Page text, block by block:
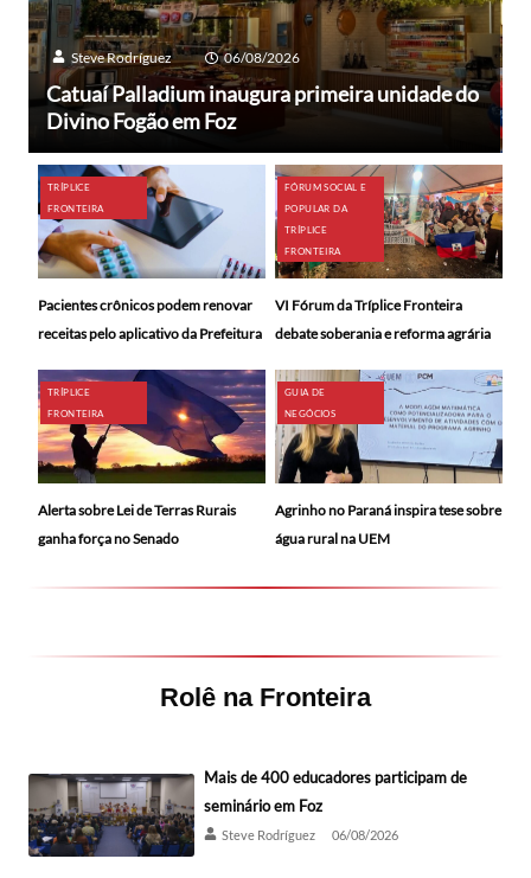
Steve Rodríguez 06/08/2026
Catuaí Palladium inaugura primeira unidade do
Divino Fogão em Foz
TRÍPLICE
FRONTEIRA
Pacientes crônicos podem renovar
receitas pelo aplicativo da Prefeitura
FÓRUM SOCIAL E
POPULAR DA
TRÍPLICE
FRONTEIRA
VI Fórum da Tríplice Fronteira
debate soberania e reforma agrária
TRÍPLICE
FRONTEIRA
Alerta sobre Lei de Terras Rurais
ganha força no Senado
GUIA DE
NEGÓCIOS
Agrinho no Paraná inspira tese sobre
água rural na UEM
Rolê na Fronteira
Mais de 400 educadores participam de
seminário em Foz
Steve Rodríguez 06/08/2026